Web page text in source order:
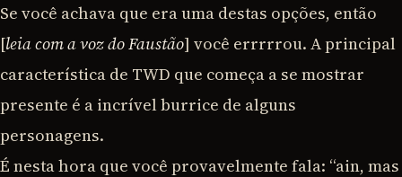
Se você achava que era uma destas opções, então
[leia com a voz do Faustão] você errrrrou. A principal
característica de TWD que começa a se mostrar
presente é a incrível burrice de alguns
personagens.
É nesta hora que você provavelmente fala: “ain, mas